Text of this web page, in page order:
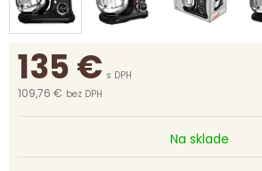
135€ s DPH
109,76 € bez DPH
Na sklade